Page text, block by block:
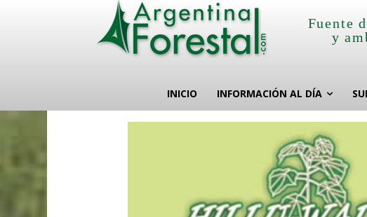
Fuente
y
INICIO INFORMACIÓN AL DÍA